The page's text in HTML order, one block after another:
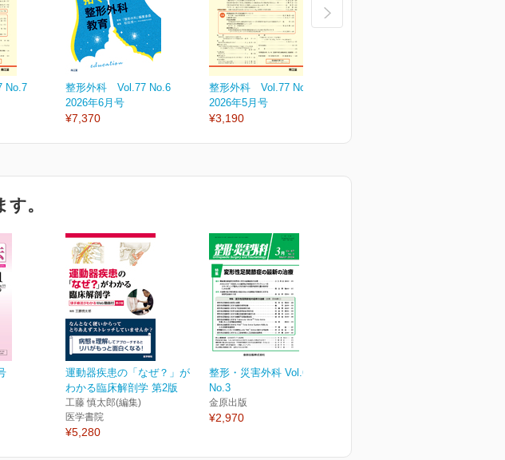
No.7
整形外科 Vol.77 No.6
2026年6月号
¥7,370
整形外科 Vol.77 No.5
2026年5月号
¥3,190
。
運動器疾患の「なぜ？」が
わかる臨床解剖学 第2版
工藤 慎太郎(編集)
医学書院
¥5,280
整形・災害外科 Vol.67
No.3
金原出版
¥2,970